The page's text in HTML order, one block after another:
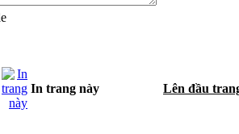
In trang này Lên đầu